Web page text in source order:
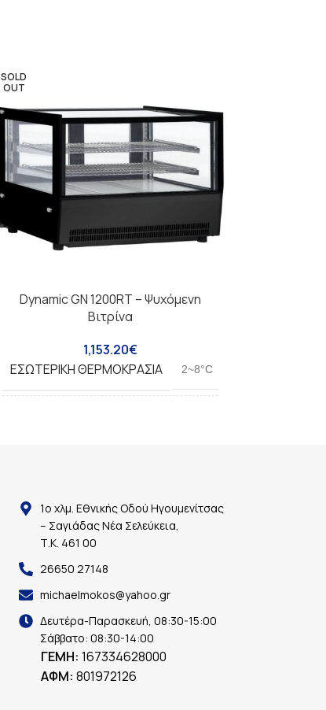
SOLD
OUT
Dynamic GN 1200RT – Ψυχόμενη
Βιτρίνα
1,153.20€
ΕΣΩΤΕΡΙΚΉ ΘΕΡΜΟΚΡΑΣΊΑ
2~8°C
ΔΙΑΣΤΆΣΕΙΣ
1ο χλμ. Εθνικής Οδού Ηγουμενίτσας
– Σαγιάδας Νέα Σελεύκεια,
Τ.Κ. 461 00
26650 27148
michaelmokos@yahoo.gr
Δευτέρα-Παρασκευή, 08:30-15:00
Σάββατο: 08:30-14:00
ΓΕΜΗ: 167334628000
ΑΦΜ: 801972126